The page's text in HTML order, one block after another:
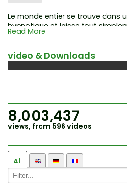
Le monde entier se trouve dans
hypnotique et laisse tout
transformation en surhomme
programmes de
Read More
video & Downloads
8,003,437
views, from 596 videos
All